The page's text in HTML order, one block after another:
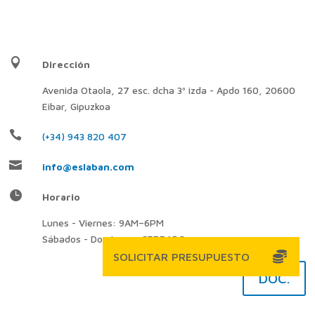
 Dirección
Avenida Otaola, 27 esc. dcha 3ª izda - Apdo 160, 20600
Eibar, Gipuzkoa
 (+34) 943 820 407
 info@eslaban.com
 Horario
Lunes - Viernes: 9AM–6PM
Sábados - Domingos: CERRADO
DOC.